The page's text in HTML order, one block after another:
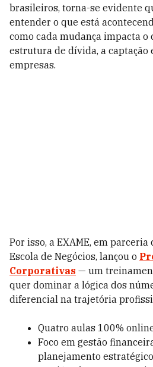
brasileiros, torna-se evidente
entender o que está
como cada mudança impacta o
estrutura de dívida, a captação
empresas.
Por isso, a EXAME, em parceria
Escola de Negócios, lançou o
Corporativas — um
quer dominar a lógica dos
diferencial na trajetória
Quatro aulas 100%
Foco em gestão
planejamento estratégico